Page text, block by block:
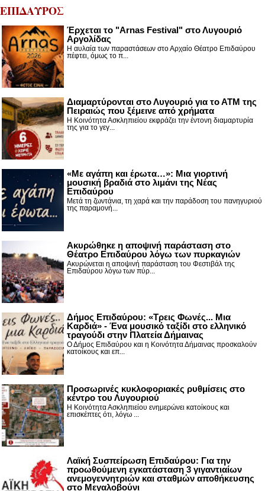
ΕΠΙΔΑΥΡΟΣ
Έρχεται το "Arnas Festival" στο Λυγουριό
Αργολίδας
Η αυλαία των παραστάσεων στο Αρχαίο Θέατρο Επιδαύρου
πέφτει, όμως το π...
Διαμαρτύρονται στο Λυγουριό για το ΑΤΜ της
Πειραιώς που ξέμεινε από χρήματα
Η Κοινότητα Ασκληπιείου εκφράζει την έντονη διαμαρτυρία
της για το γεγ...
«Με αγάπη και έρωτα…»: Μια γιορτινή
μουσική βραδιά στο λιμάνι της Νέας
Επιδαύρου
Μετά τη ζωντάνια, τη χαρά και την παράδοση του πανηγυριού
της παραμονή...
Ακυρώθηκε η αποψινή παράσταση στο
Θέατρο Επιδαύρου λόγω των πυρκαγιών
Ακυρώνεται η αποψινή παράσταση του Φεστιβάλ της
Επιδαύρου λόγω των πύρ...
Δήμος Επιδαύρου: «Τρεις Φωνές... Μια
Καρδιά» - Ένα μουσικό ταξίδι στο ελληνικό
τραγούδι στην Πλατεία Δήμαινας
Ο Δήμος Επιδαύρου και η Κοινότητα Δήμαινας προσκαλούν
κατοίκους και επ...
Προσωρινές κυκλοφοριακές ρυθμίσεις στο
κέντρο του Λυγουριού
Η Κοινότητα Ασκληπιείου ενημερώνει κατοίκους και
επισκέπτες ότι, λόγω ...
Λαϊκή Συσπείρωση Επιδαύρου: Για την
προωθούμενη εγκατάσταση 3 γιγαντιαίων
ανεμογεννητριών και σταθμών αποθήκευσης
στο Μεγαλοβούνι